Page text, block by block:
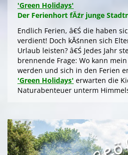
dem stressigen Alltag und ohne
aufwendige Zeltausstattung
grĂźnen Ambiente auf der
kĂźnstlerisch gestalteten
Schlafsack. Jedes der fĂźnf
bis zu fĂźnf Personen.
Gleichwohl ob Familie oder
logieren in einer schmucken
angenehmes Raumklima sorgen
aus der Kraft der Sonne Ăźber
speist.
Ein stressfreier Kurzurlaub mit
'Green Holidays'
Der Ferienhort fĂźr junge
Endlich Ferien, â€Ś die haben
verdient! Doch kĂśnnen sich
Urlaub leisten? â€Ś Jedes Jahr
brennende Frage: Wo kann
werden und sich in den Ferien
'Green Holidays' erwarten die
Naturabenteuer unterm
'GrĂźne Insel Camp'
Die Zeltferien zum Austoben &